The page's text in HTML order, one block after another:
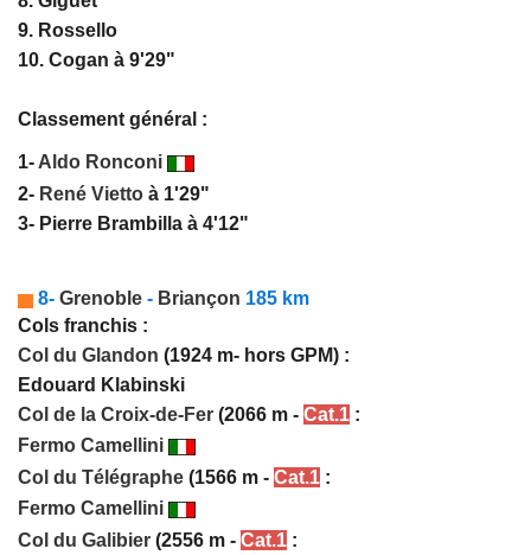
9. Rossello
10. Cogan à 9'29"
Classement général :
1- Aldo Ronconi
2- René Vietto à 1'29"
3- Pierre Brambilla à 4'12"
8- Grenoble - Briançon 185 km
Cols franchis :
Col du Glandon (1924 m- hors GPM) :
Edouard Klabinski
Col de la Croix-de-Fer (2066 m - Cat.1 :
Fermo Camellini
Col du Télégraphe (1566 m - Cat.1 :
Fermo Camellini
Col du Galibier (2556 m - Cat.1 :